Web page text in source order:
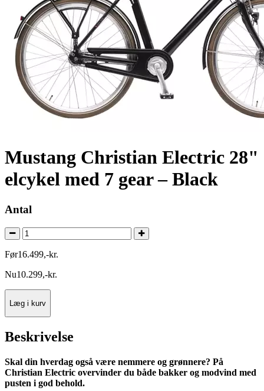
Mustang Christian Electric 28"
elcykel med 7 gear – Black
Antal
Før16.499,-kr.
Nu10.299,-kr.
Læg i kurv
Beskrivelse
Skal din hverdag også være nemmere og grønnere? På
Christian Electric overvinder du både bakker og modvind med
pusten i god behold.